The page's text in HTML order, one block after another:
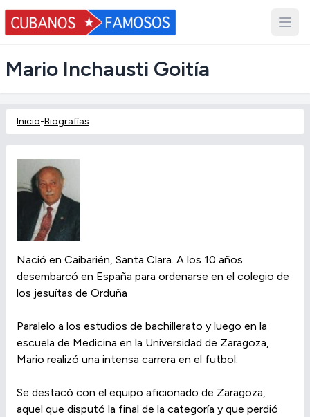
Mario Inchausti Goitía
Inicio-Biografías
Nació en Caibarién, Santa Clara. A los 10 años
desembarcó en España para ordenarse en el colegio de
los jesuítas de Orduña
Paralelo a los estudios de bachillerato y luego en la
escuela de Medicina en la Universidad de Zaragoza,
Mario realizó una intensa carrera en el futbol.
Se destacó con el equipo aficionado de Zaragoza,
aquel que disputó la final de la categoría y que perdió